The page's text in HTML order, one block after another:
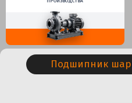
Подшипник